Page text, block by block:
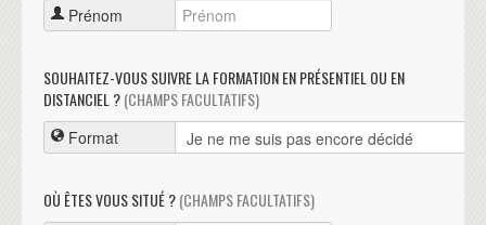
Prénom
SOUHAITEZ-VOUS SUIVRE LA FORMATION EN PRÉSENTIEL OU EN
DISTANCIEL ?(CHAMPS FACULTATIFS)
Format
OÙ ÊTES VOUS SITUÉ ?(CHAMPS FACULTATIFS)